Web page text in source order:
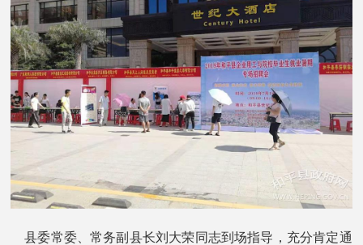
县委常委、常务副县长刘大荣同志到场指导，充分肯定通